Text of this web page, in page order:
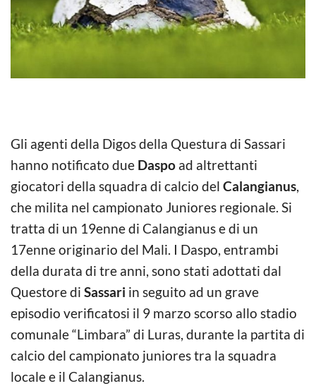
Gli agenti della Digos della Questura di Sassari
hanno notificato due Daspo ad altrettanti
giocatori della squadra di calcio del Calangianus,
che milita nel campionato Juniores regionale. Si
tratta di un 19enne di Calangianus e di un
17enne originario del Mali. I Daspo, entrambi
della durata di tre anni, sono stati adottati dal
Questore di Sassari in seguito ad un grave
episodio verificatosi il 9 marzo scorso allo stadio
comunale “Limbara” di Luras, durante la partita di
calcio del campionato juniores tra la squadra
locale e il Calangianus.